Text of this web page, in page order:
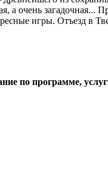
загадочная...
игры. Отъезд в
по программе,